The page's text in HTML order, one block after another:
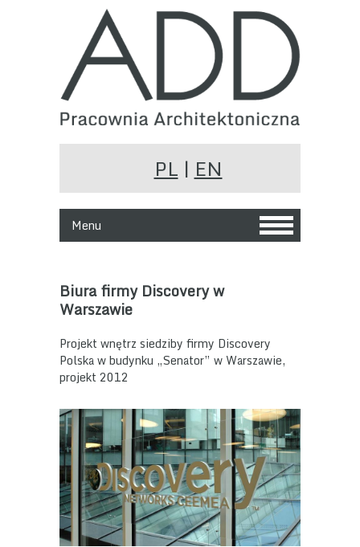
PL | EN
Menu
Biura firmy Discovery w
Warszawie
Projekt wnętrz siedziby firmy Discovery
Polska w budynku „Senator” w Warszawie,
projekt 2012